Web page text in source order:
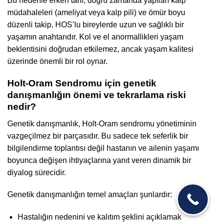
müdahaleleri (ameliyat veya kalp pili) ve ömür boyu
düzenli takip, HOS’lu bireylerde uzun ve sağlıklı bir
yaşamın anahtarıdır. Kol ve el anormallikleri yaşam
beklentisini doğrudan etkilemez, ancak yaşam kalitesi
üzerinde önemli bir rol oynar.
Holt-Oram Sendromu için genetik
danışmanlığın önemi ve tekrarlama riski
nedir?
Genetik danışmanlık, Holt-Oram sendromu yönetiminin
vazgeçilmez bir parçasıdır. Bu sadece tek seferlik bir
bilgilendirme toplantısı değil hastanın ve ailenin yaşamı
boyunca değişen ihtiyaçlarına yanıt veren dinamik bir
diyalog sürecidir.
Genetik danışmanlığın temel amaçları şunlardır:
Hastalığın nedenini ve kalıtım şeklini açıklamak